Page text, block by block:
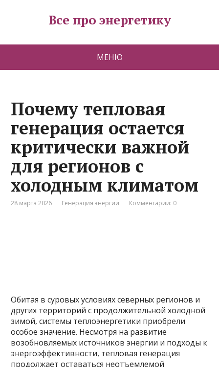
Все про энергетику
МЕНЮ
Почему тепловая
генерация остается
критически важной
для регионов с
холодным климатом
28 марта 2026 Генерация энергии Комментарии: 0
Обитая в суровых условиях северных регионов и
других территорий с продолжительной холодной
зимой, системы теплоэнергетики приобрели
особое значение. Несмотря на развитие
возобновляемых источников энергии и подходы к
энергоэффективности, тепловая генерация
продолжает оставаться неотъемлемой